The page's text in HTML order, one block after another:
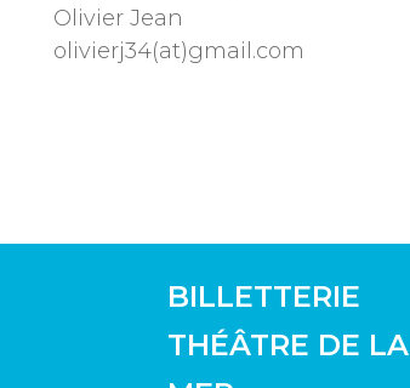
Olivier Jean
olivierj34(at)gmail.com
BILLETTERIE
THÉÂTRE DE LA